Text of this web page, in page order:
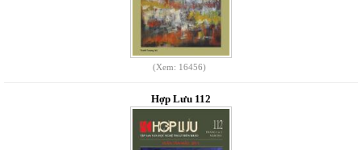
(Xem: 16456)
Hợp Lưu 112